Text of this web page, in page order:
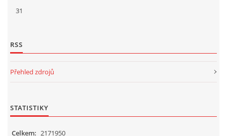
31
RSS
Přehled zdrojů
STATISTIKY
Celkem: 2171950